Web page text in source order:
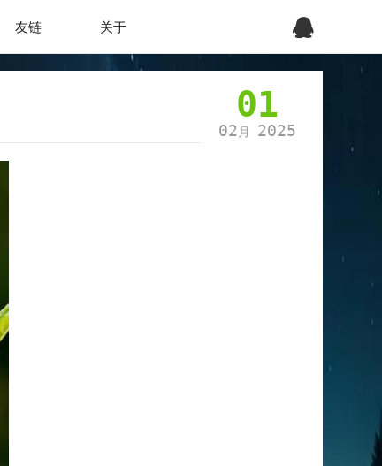
友链 关于
01
02 月 2025